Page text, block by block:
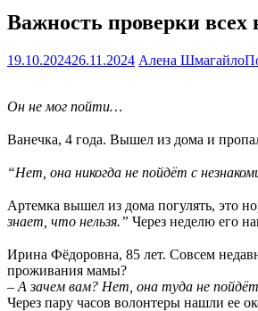
Важность проверки
19.10.202426.11.2024 Алена Шмагайло
Он не мог пойти…
Ванечка, 4 года. Вышел из дома и
“Нет, она никогда не пойдёт с
Артемка вышел из дома погулять, это
знает, что нельзя.” Через неделю его
Ирина Фёдоровна, 85 лет. Совсем
проживания мамы?
– А зачем вам? Нет, она туда не
Через пару часов волонтеры нашли ее